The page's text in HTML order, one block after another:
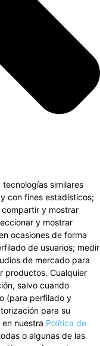
similares
con fines estadísticos;
y mostrar
y mostrar
ocasiones de forma
de usuarios; medir
de mercado para
productos. Cualquier
salvo cuando
(para perfilado y
para su
nuestra Política de
o algunas de las